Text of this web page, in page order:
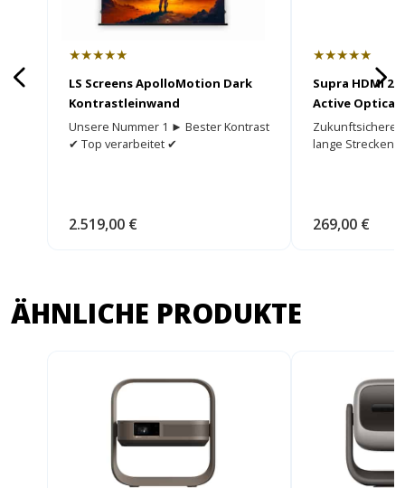
★★★★★
LS Screens ApolloMotion Dark
Kontrastleinwand
Unsere Nummer 1 ► Bester Kontrast
✔ Top verarbeitet ✔
2.519,00 €
★★★★★
Supra HDMI 2.1
Active Optical
HDMI Kabel
Zukunftsicheres
lange Strecken.
269,00 €
ÄHNLICHE PRODUKTE